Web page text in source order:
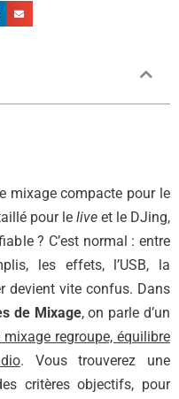
mixage compacte pour le
pour le live et le DJing,
? C’est normal : entre
les effets, l’USB, la
devient vite confus. Dans
de Mixage, on parle d’un
mixage regroupe, équilibre
. Vous trouverez une
critères objectifs, pour